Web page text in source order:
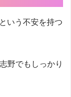
いう不安を持つ
野でもしっかり